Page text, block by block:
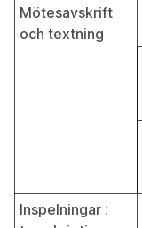
Mötesavskrift
och textning
Inspelningar :